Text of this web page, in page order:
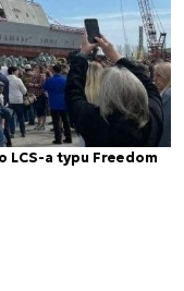
LCS-a typu Freedom